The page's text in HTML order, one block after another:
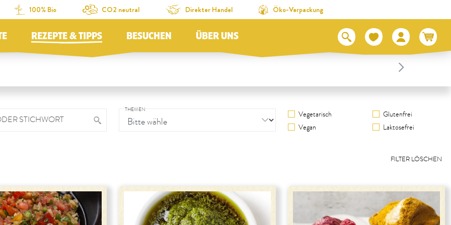
100% Bio CO2 neutral Direkter Handel Öko-Verpackung
REZEPTE & TIPPS BESUCHEN ÜBER UNS
STICHWORT
THEMEN
Vegetarisch
Vegan
Glutenfrei
Laktosefrei
FILTER LÖSCHEN